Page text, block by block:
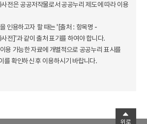
전은 공공저작물로서 공공누리 제도에 따라 이용
인용하고자 할 때는 '[출처 : 항목명 -
전]'과 같이 출처 표기를 하여야 합니다.
용 가능한 자료에 개별적으로 공공누리 표시를
를 확인하신 후 이용하시기 바랍니다.
위로